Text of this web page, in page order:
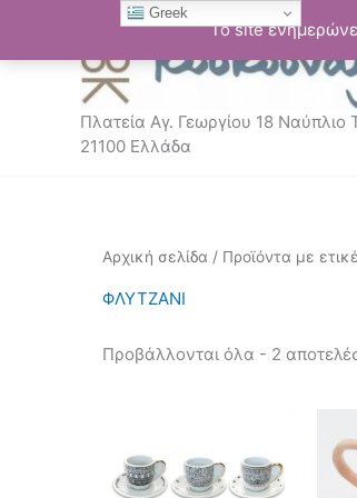
Το site
περιεχόμενο
Πλατεία Αγ. Γεωργίου 18 Ναύπλιο
21100 Ελλάδα
Αρχική σελίδα / Προϊόντα με
ΦΛΥΤΖΑΝΙ
Προβάλλονται όλα - 2
Greek